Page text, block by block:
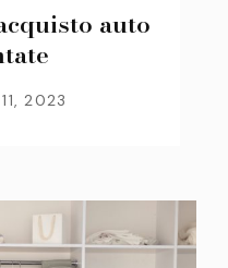
auto
2023